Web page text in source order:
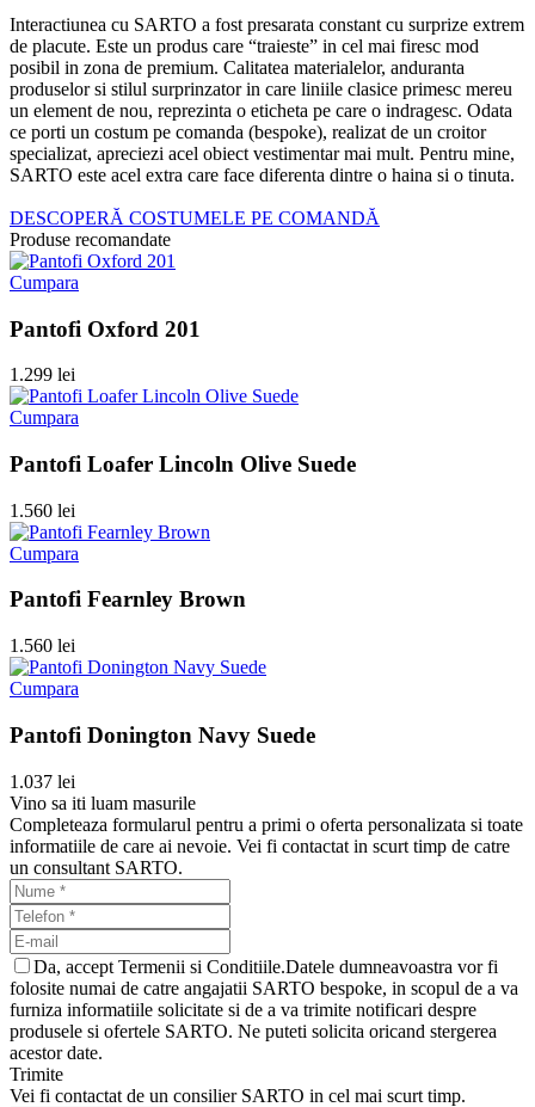
Interactiunea cu SARTO a fost presarata constant cu surprize extrem
de placute. Este un produs care “traieste” in cel mai firesc mod
posibil in zona de premium. Calitatea materialelor, anduranta
produselor si stilul surprinzator in care liniile clasice primesc mereu
un element de nou, reprezinta o eticheta pe care o indragesc. Odata
ce porti un costum pe comanda (bespoke), realizat de un croitor
specializat, apreciezi acel obiect vestimentar mai mult. Pentru mine,
SARTO este acel extra care face diferenta dintre o haina si o tinuta.
DESCOPERĂ COSTUMELE PE COMANDĂ
Produse recomandate
Cumpara
Pantofi Oxford 201
1.299 lei
Cumpara
Pantofi Loafer Lincoln Olive Suede
1.560 lei
Cumpara
Pantofi Fearnley Brown
1.560 lei
Cumpara
Pantofi Donington Navy Suede
1.037 lei
Vino sa iti luam masurile
Completeaza formularul pentru a primi o oferta personalizata si toate
informatiile de care ai nevoie. Vei fi contactat in scurt timp de catre
un consultant SARTO.
Da, accept Termenii si Conditiile.Datele dumneavoastra vor fi
folosite numai de catre angajatii SARTO bespoke, in scopul de a va
furniza informatiile solicitate si de a va trimite notificari despre
produsele si ofertele SARTO. Ne puteti solicita oricand stergerea
acestor date.
Trimite
Vei fi contactat de un consilier SARTO in cel mai scurt timp.